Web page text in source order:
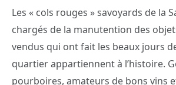
Les « cols rouges » savoyards de la
chargés de la manutention des
vendus qui ont fait les beaux jours
quartier appartiennent à l’histoire.
pourboires, amateurs de bons vins